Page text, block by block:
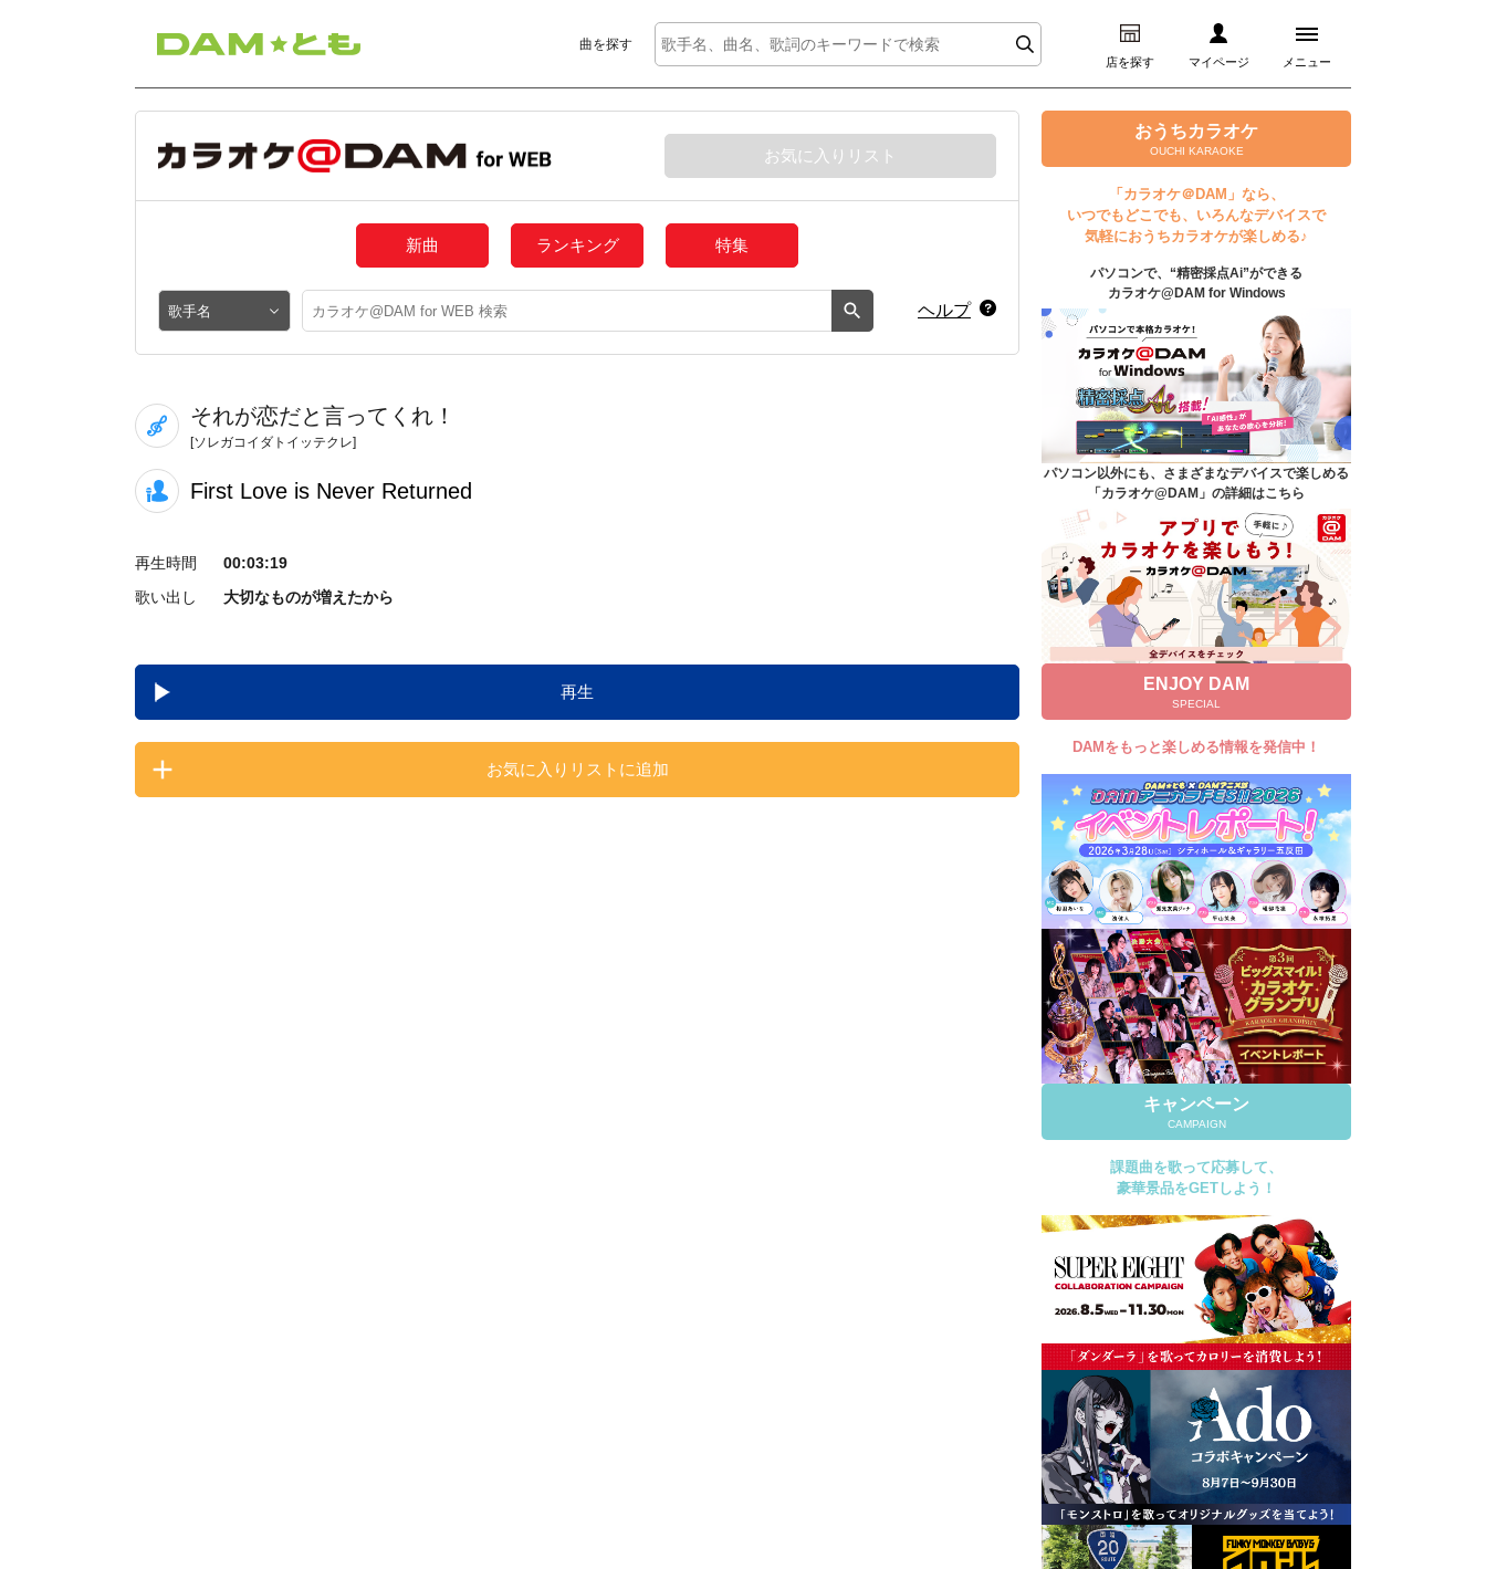
曲を探す
店を探す マイページ メニュー
ログイン
マイページ
プレミアムサービス
DAM★とも動画
DAM★とも録音
カラオケ＠DAM
ユーザー検索
キャンペーン
よくあるご質問
DAMの新曲・ランキングなど
カラオケ最新情報をチェック！
自宅でカラオケ歌い放題！
家族や友達と一緒に！練習にも！
お気に入りリスト
新曲 ランキング 特集
ヘルプ
それが恋だと言ってくれ！
[ソレガコイダトイッテクレ]
First Love is Never Returned
再生時間
00:03:19
歌い出し
大切なものが増えたから
再生
お気に入りリストに追加
おうちカラオケ
OUCHI KARAOKE
「カラオケ＠DAM」なら、
いつでもどこでも、いろんなデバイスで
気軽におうちカラオケが楽しめる♪
パソコンで、“精密採点Ai”ができる
カラオケ@DAM for Windows
パソコン以外にも、さまざまなデバイスで楽しめる
「カラオケ@DAM」の詳細はこちら
ENJOY DAM
SPECIAL
DAMをもっと楽しめる情報を発信中！
キャンペーン
CAMPAIGN
課題曲を歌って応募して、
豪華景品をGETしよう！